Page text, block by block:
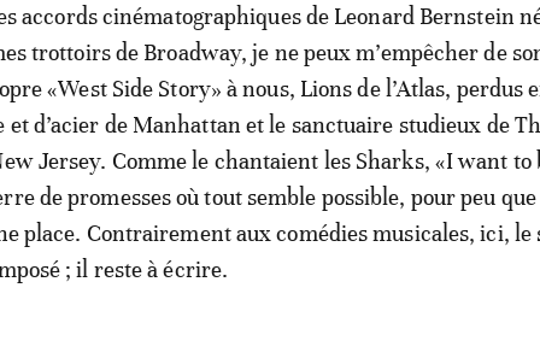
accords cinématographiques de Leonard Bernstein
trottoirs de Broadway, je ne peux m’empêcher de
«West Side Story» à nous, Lions de l’Atlas, perdus
et d’acier de Manhattan et le sanctuaire studieux de
Jersey. Comme le chantaient les Sharks, «I want to
de promesses où tout semble possible, pour peu que
place. Contrairement aux comédies musicales, ici, le
; il reste à écrire.